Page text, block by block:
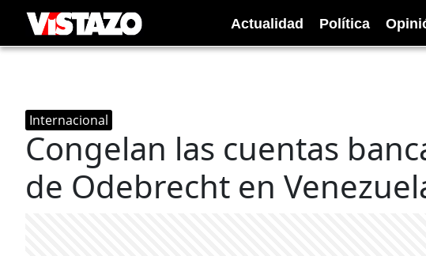
Actualidad Política
Internacional
Congelan las cuentas
de Odebrecht en